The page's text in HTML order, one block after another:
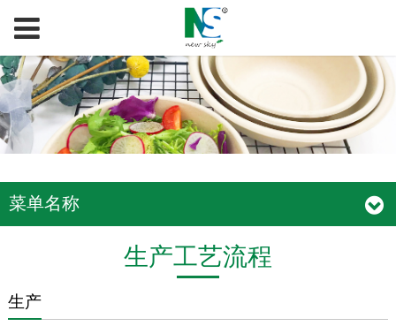
菜单名称
生产工艺流程
生产